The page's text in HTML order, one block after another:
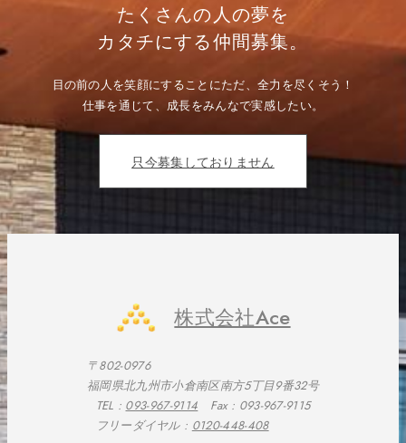
ン
たくさんの人の夢を
カタチにする仲間募集。
目の前の人を笑顔にすることにただ、全力を尽くそう！
仕事を通じて、成長をみんなで実感したい。
只今募集しておりません
株式会社Ace
〒802-0976
福岡県北九州市小倉南区南方5丁目9番32号
TEL : 093-967-9114 Fax : 093-967-9115
フリーダイヤル : 0120-448-408